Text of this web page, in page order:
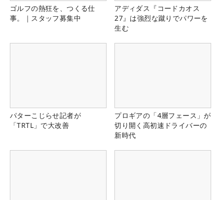
ゴルフの熱狂を、つくる仕
事。｜スタッフ募集中
アディダス『コードカオス
27』は強烈な蹴りでパワーを
生む
パターこじらせ記者が
「TRTL」で大改善
プロギアの「4層フェース」が
切り開く高初速ドライバーの
新時代